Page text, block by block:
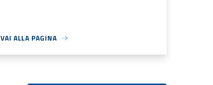
VAI ALLA PAGINA